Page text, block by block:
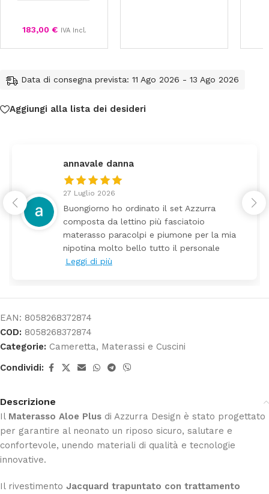
183,00 € IVA Incl.
Data di consegna prevista: 11 Ago 2026 - 13 Ago 2026
Aggiungi alla lista dei desideri
federica
24 Luglio 2026
Tutti perfetto! Ho ordinato un lettino che é
arrivato ben imballato dopo pochi giorni.
Prezzo ottimi rispetto la concorrenza
EAN: 8058268372874
COD: 8058268372874
Categorie: Cameretta, Materassi e Cuscini
Condividi:
Descrizione
Il Materasso Aloe Plus di Azzurra Design è stato progettato
per garantire al neonato un riposo sicuro, salutare e
confortevole, unendo materiali di qualità e tecnologie
innovative.
Il rivestimento Jacquard trapuntato con trattamento